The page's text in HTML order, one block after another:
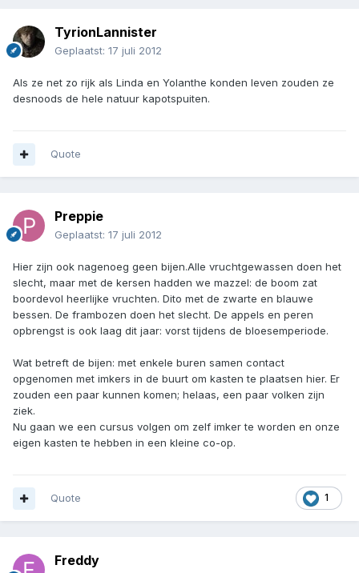
TyrionLannister
Geplaatst: 17 juli 2012
Als ze net zo rijk als Linda en Yolanthe konden leven zouden ze
desnoods de hele natuur kapotspuiten.
Quote
Preppie
Geplaatst: 17 juli 2012
Hier zijn ook nagenoeg geen bijen.Alle vruchtgewassen doen het
slecht, maar met de kersen hadden we mazzel: de boom zat
boordevol heerlijke vruchten. Dito met de zwarte en blauwe
bessen. De frambozen doen het slecht. De appels en peren
opbrengst is ook laag dit jaar: vorst tijdens de bloesemperiode.
Wat betreft de bijen: met enkele buren samen contact
opgenomen met imkers in de buurt om kasten te plaatsen hier. Er
zouden een paar kunnen komen; helaas, een paar volken zijn
ziek.
Nu gaan we een cursus volgen om zelf imker te worden en onze
eigen kasten te hebben in een kleine co-op.
1
Quote
Freddy